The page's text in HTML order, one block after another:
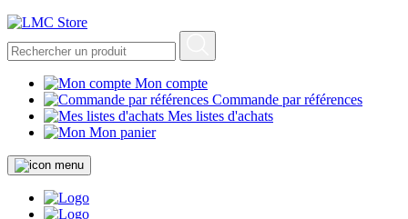
Mon compte
Commande par références
Mes listes d'achats
Mon panier